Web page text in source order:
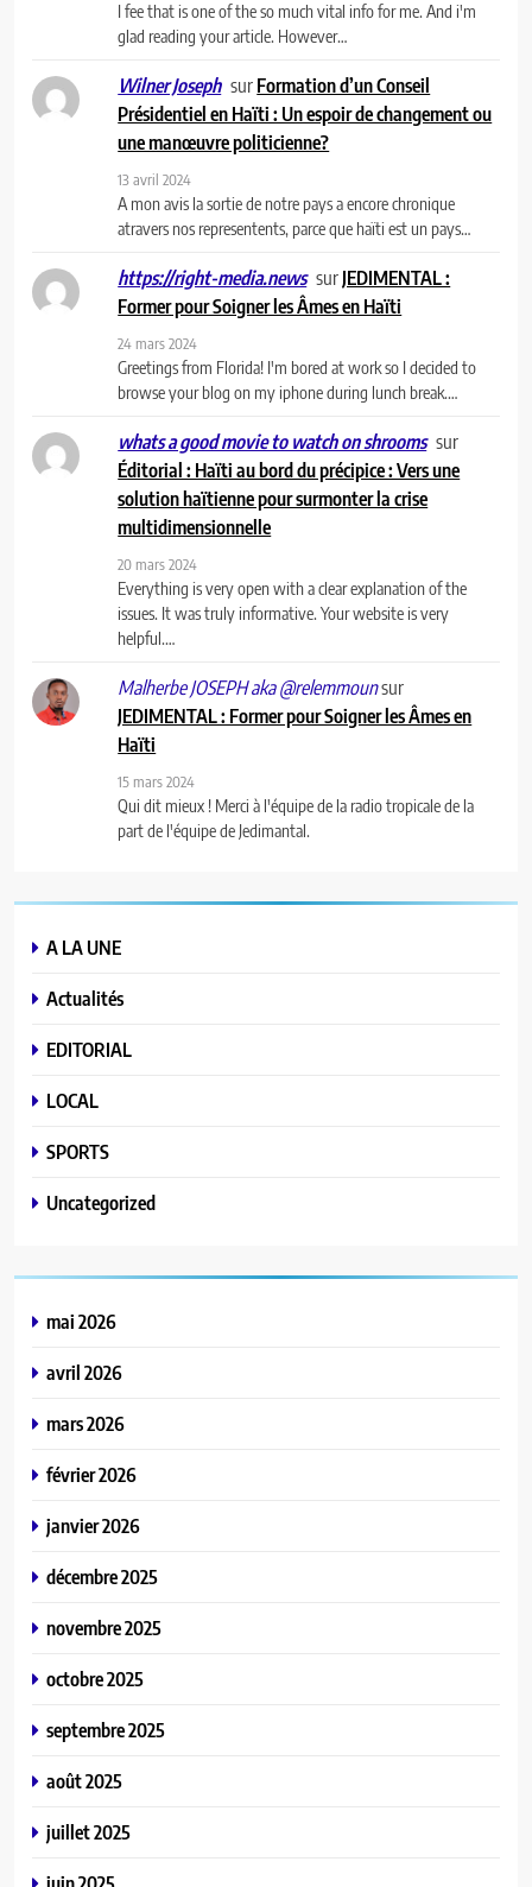
I fee that is one of the so much vital info for me. And i'm
glad reading your article. However…
Wilner Joseph surFormation d’un Conseil
Présidentiel en Haïti : Un espoir de changement ou
une manœuvre politicienne?
13 avril 2024
A mon avis la sortie de notre pays a encore chronique
atravers nos representents, parce que haïti est un pays…
https://right-media.news surJEDIMENTAL :
Former pour Soigner les Âmes en Haïti
24 mars 2024
Greetings from Florida! I'm bored at work so I decided to
browse your blog on my iphone during lunch break.…
whats a good movie to watch on shrooms sur
Éditorial : Haïti au bord du précipice : Vers une
solution haïtienne pour surmonter la crise
multidimensionnelle
20 mars 2024
Everything is very open with a clear explanation of the
issues. It was truly informative. Your website is very
helpful.…
Malherbe JOSEPH aka @relemmounsur
JEDIMENTAL : Former pour Soigner les Âmes en
Haïti
15 mars 2024
Qui dit mieux ! Merci à l'équipe de la radio tropicale de la
part de l'équipe de Jedimantal.
A LA UNE
Actualités
EDITORIAL
LOCAL
SPORTS
Uncategorized
mai 2026
avril 2026
mars 2026
février 2026
janvier 2026
décembre 2025
novembre 2025
octobre 2025
septembre 2025
août 2025
juillet 2025